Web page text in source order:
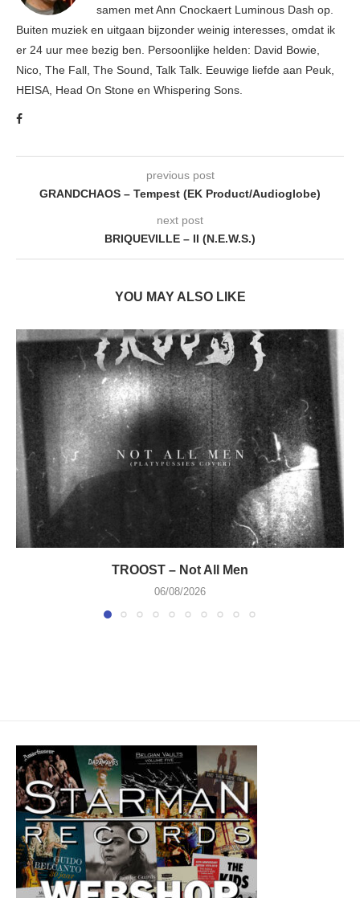
samen met Ann Cnockaert Luminous Dash op.
Buiten muziek en uitgaan bijzonder weinig interesses, omdat ik
er 24 uur mee bezig ben. Persoonlijke helden: David Bowie,
Nico, The Fall, The Sound, Talk Talk. Eeuwige liefde aan Peuk,
HEISA, Head On Stone en Whispering Sons.
previous post
GRANDCHAOS – Tempest (EK Product/Audioglobe)
next post
BRIQUEVILLE – II (N.E.W.S.)
YOU MAY ALSO LIKE
TROOST – Not All Men
06/08/2026